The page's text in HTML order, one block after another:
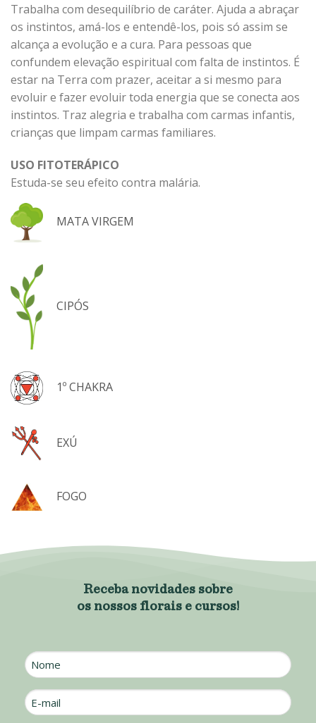
MATA VIRGEM
CIPÓS
1º CHAKRA
EXÚ
FOGO
Trabalha com desequilíbrio de caráter. Ajuda a abraçar
os instintos, amá-los e entendê-los, pois só assim se
alcança a evolução e a cura. Para pessoas que
confundem elevação espiritual com falta de instintos. É
estar na Terra com prazer, aceitar a si mesmo para
evoluir e fazer evoluir toda energia que se conecta aos
instintos. Traz alegria e trabalha com carmas infantis,
crianças que limpam carmas familiares.
USO FITOTERÁPICO
Estuda-se seu efeito contra malária.
Receba novidades sobre
os nossos florais e cursos!
Nome
E-
mail